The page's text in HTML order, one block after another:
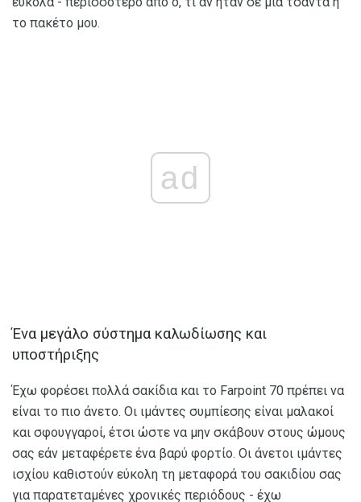
το πακέτο μου.
ad
Ένα μεγάλο σύστημα καλωδίωσης και
υποστήριξης
Έχω φορέσει πολλά σακίδια και το Farpoint 70 πρέπει να
είναι το πιο άνετο. Οι ιμάντες συμπίεσης είναι μαλακοί
και σφουγγαροί, έτσι ώστε να μην σκάβουν στους ώμους
σας εάν μεταφέρετε ένα βαρύ φορτίο. Οι άνετοι ιμάντες
ισχίου καθιστούν εύκολη τη μεταφορά του σακιδίου σας
για παρατεταμένες χρονικές περιόδους - έχω